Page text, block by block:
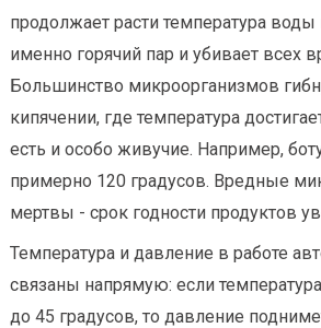
продолжает расти температура воды
именно горячий пар и убивает всех
Большинство микроорганизмов
кипячении, где температура
есть и особо живучие. Например,
примерно 120 градусов. Вредные
мертвы - срок годности продуктов
Температура и давление в работе
связаны напрямую: если
до 45 градусов, то давление